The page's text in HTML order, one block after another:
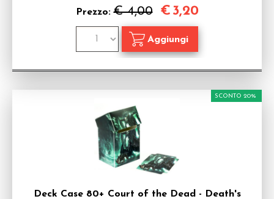
Prezzo:€ 4,00 € 3,20
Deck Case 80+ Court of the Dead - Death's
SCONTO 20%